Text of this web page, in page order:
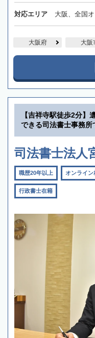
対応エリア 大阪、全国
大阪府 大阪
【吉祥寺駅徒歩2分】
できる司法書士事務所
司法書士法人
職歴20年以上 オンライン
行政書士在籍